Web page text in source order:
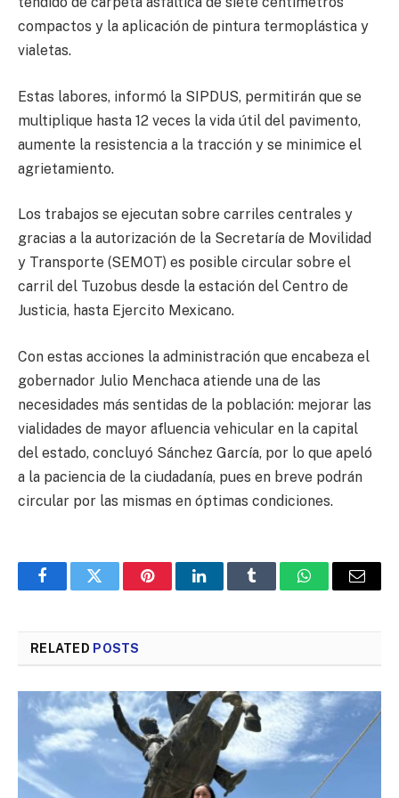
compactos y la aplicación de pintura termoplástica y
vialetas.
Estas labores, informó la SIPDUS, permitirán que se
multiplique hasta 12 veces la vida útil del pavimento,
aumente la resistencia a la tracción y se minimice el
agrietamiento.
Los trabajos se ejecutan sobre carriles centrales y
gracias a la autorización de la Secretaría de Movilidad
y Transporte (SEMOT) es posible circular sobre el
carril del Tuzobus desde la estación del Centro de
Justicia, hasta Ejercito Mexicano.
Con estas acciones la administración que encabeza el
gobernador Julio Menchaca atiende una de las
necesidades más sentidas de la población: mejorar las
vialidades de mayor afluencia vehicular en la capital
del estado, concluyó Sánchez García, por lo que apeló
a la paciencia de la ciudadanía, pues en breve podrán
circular por las mismas en óptimas condiciones.
FacebookTwitter PinterestLinkedInTumblr WhatsAppEmail
RELATED POSTS